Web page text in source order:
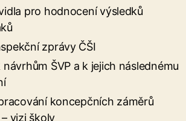
pro hodnocení výsledků
zprávy ČŠI
ŠVP a k jejich následnému
koncepčních záměrů
vizi školy